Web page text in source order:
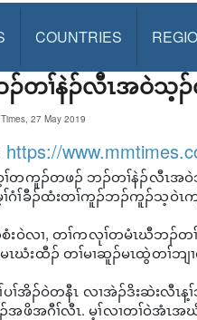
COUNTRIES
တၢ်နဲၣ်လီၤအဝဲသ့
27 May 2019
https://
ၢ်တကူၣ်တဖၣ် ဘၣ်တၢ်နဲၣ်လီၤအ
ဂံၢ်ခီၣ်ထံးတၢ်ကူၣ်ဘၣ်ကူၣ်သ့ဝဲၤကျိ
းဝဲလၢ, တၢ်ကလုၢ်တမံၤဃီဘၣ်
ၤဃံးထီၣ် တၢ်မၢဆူၣ်မၤထွဲတၢ်ဘျ
ပၢ်အိၣ်ဝဲတနီၤ လၢအဲၣ်ဒိးဆဲးလီ
ဖိအဂီၢ်လီၤ. မ့ၢ်လၢတၢ်ဝဲအံၤအ